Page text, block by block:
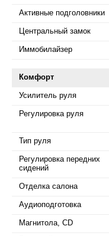
Активные подголовники
Центральный замок
Иммобилайзер
Комфорт
Усилитель руля
Регулировка руля
Тип руля
Регулировка передних
сидений
Отделка салона
Аудиоподготовка
Магнитола, CD